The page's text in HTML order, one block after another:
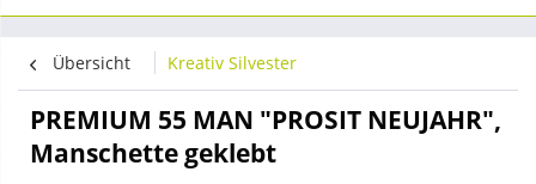
Übersicht Kreativ Silvester
PREMIUM 55 MAN "PROSIT NEUJAHR",
Manschette geklebt